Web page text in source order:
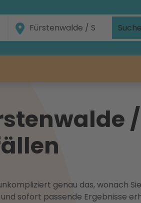
genau das, wonach
sofort passende Ergebnisse